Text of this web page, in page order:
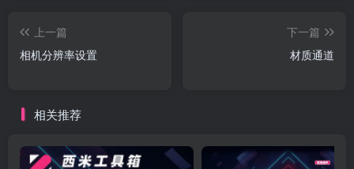
上一篇
相机分辨率设置
下一篇
材质通道
相关推荐